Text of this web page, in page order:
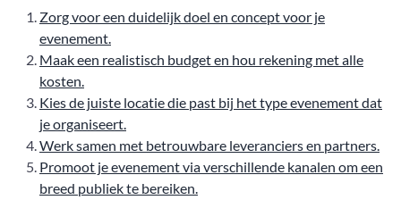
Zorg voor een duidelijk doel en concept voor je
evenement.
Maak een realistisch budget en hou rekening met alle
kosten.
Kies de juiste locatie die past bij het type evenement dat
je organiseert.
Werk samen met betrouwbare leveranciers en partners.
Promoot je evenement via verschillende kanalen om een
breed publiek te bereiken.